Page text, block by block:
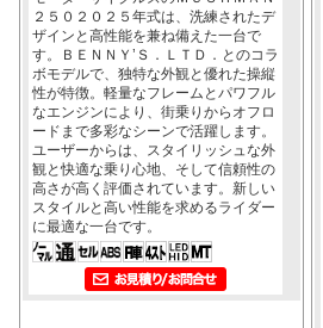
２５０２０２５年式は、洗練されたデ
ザインと高性能を兼ね備えた一台で
す。ＢＥＮＮＹ’Ｓ．ＬＴＤ．とのコラ
ボモデルで、独特な外観と優れた操縦
性が特徴。軽量なフレームとパワフル
なエンジンにより、街乗りからオフロ
ードまで多彩なシーンで活躍します。
ユーザーからは、スタイリッシュな外
観と快適な乗り心地、そして信頼性の
高さが高く評価されています。新しい
スタイルと高い性能を求めるライダー
に最適な一台です。